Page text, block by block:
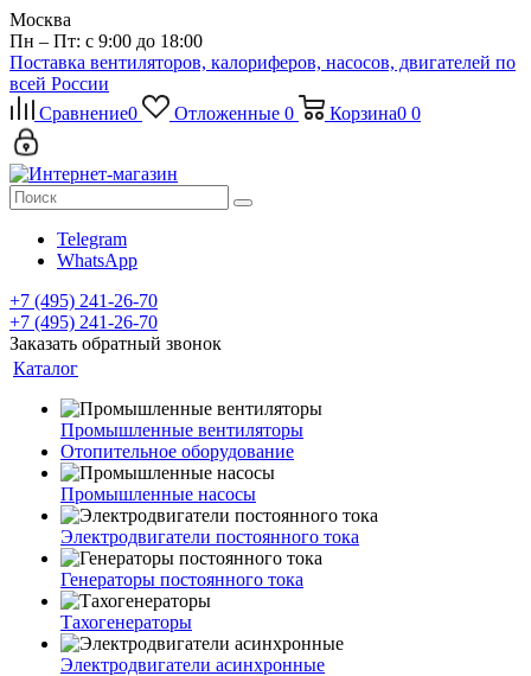
Москва
Пн – Пт: с 9:00 до 18:00
Поставка вентиляторов, калориферов, насосов, двигателей по
всей России
Сравнение0 Отложенные 0 Корзина0 0
Telegram
WhatsApp
+7 (495) 241-26-70
+7 (495) 241-26-70
Заказать обратный звонок
Каталог
Промышленные вентиляторы
Отопительное оборудование
Промышленные насосы
Электродвигатели постоянного тока
Генераторы постоянного тока
Тахогенераторы
Электродвигатели асинхронные